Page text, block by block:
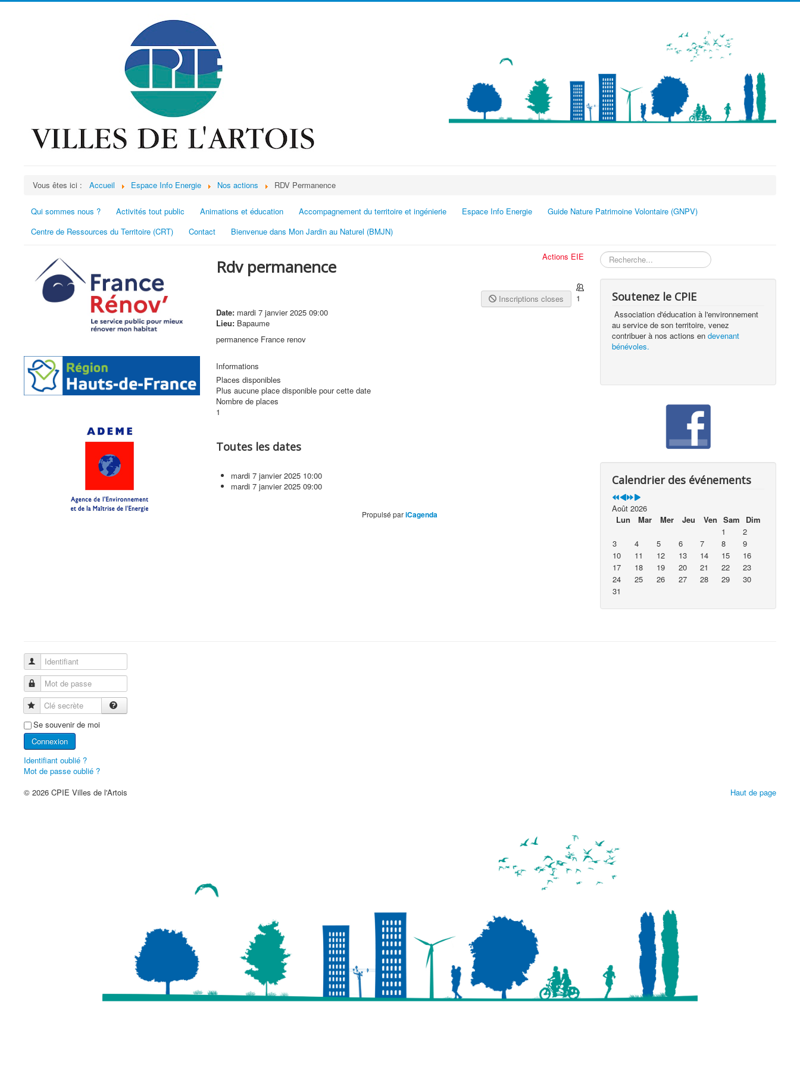
Vous êtes ici : Accueil Espace Info Energie Nos actions RDV Permanence
Qui sommes nous ? Activités tout public Animations et éducation Accompagnement du territoire et ingénierie Espace Info Energie
Guide Nature Patrimoine Volontaire (GNPV)
Centre de Ressources du Territoire (CRT)
Contact Bienvenue dans Mon Jardin au Naturel (BMJN)
Rdv permanence Actions EIE
Inscriptions closes
1
Date: mardi 7 janvier 2025 09:00
Lieu:Bapaume
permanence France renov
Informations
Places disponibles
Plus aucune place disponible pour cette date
Nombre de places
1
Toutes les dates
mardi 7 janvier 2025 10:00
mardi 7 janvier 2025 09:00
Propulsé pariCagenda
Rechercher
Soutenez le CPIE
Association d'éducation à l'environnement
au service de son territoire, venez
contribuer à nos actions endevenant
bénévoles.
Calendrier des événements
Août 2026
Lun
Mar Mer Jeu Ven Sam
Dim
1
2
3
4 5 6 7 8
9
10
11 12 13 14 15
16
17
18 19 20 21 22
23
24
25 26 27 28 29
30
31
Identifiant
Mot de passe
Clé secrète
Se souvenir de moi
Connexion
Identifiant oublié ?
Mot de passe oublié ?
Haut de page
© 2026 CPIE Villes de l'Artois